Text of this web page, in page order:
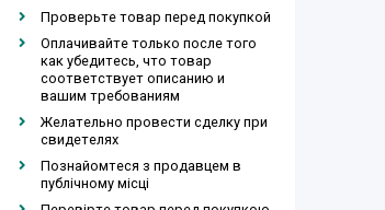
Проверьте товар перед покупкой
Оплачивайте только после того
как убедитесь, что товар
соответствует описанию и
вашим требованиям
Желательно провести сделку при
свидетелях
Познайомтеся з продавцем в
публічному місці